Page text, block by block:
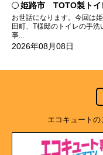
姫路市 TOTO製トイレ手洗いの水
お世話になります。今回は
田町、T様邸のトイレの手洗
事...
2026年08月08日
エコキュート